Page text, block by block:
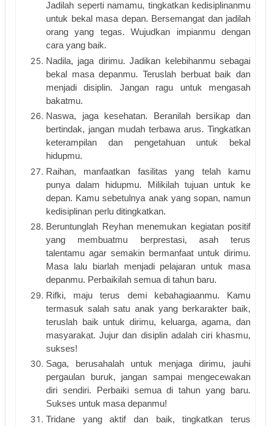
Jadilah seperti namamu, tingkatkan kedisiplinanmu
untuk bekal masa depan. Bersemangat dan jadilah
orang yang tegas. Wujudkan impianmu dengan
cara yang baik.
Nadila, jaga dirimu. Jadikan kelebihanmu sebagai
bekal masa depanmu. Teruslah berbuat baik dan
menjadi disiplin. Jangan ragu untuk mengasah
bakatmu.
Naswa, jaga kesehatan. Beranilah bersikap dan
bertindak, jangan mudah terbawa arus. Tingkatkan
keterampilan dan pengetahuan untuk bekal
hidupmu.
Raihan, manfaatkan fasilitas yang telah kamu
punya dalam hidupmu. Milikilah tujuan untuk ke
depan. Kamu sebetulnya anak yang sopan, namun
kedisiplinan perlu ditingkatkan.
Beruntunglah Reyhan menemukan kegiatan positif
yang membuatmu berprestasi, asah terus
talentamu agar semakin bermanfaat untuk dirimu.
Masa lalu biarlah menjadi pelajaran untuk masa
depanmu. Perbaikilah semua di tahun baru.
Rifki, maju terus demi kebahagiaanmu. Kamu
termasuk salah satu anak yang berkarakter baik,
teruslah baik untuk dirimu, keluarga, agama, dan
masyarakat. Jujur dan disiplin adalah ciri khasmu,
sukses!
Saga, berusahalah untuk menjaga dirimu, jauhi
pergaulan buruk, jangan sampai mengecewakan
diri sendiri. Perbaiki semua di tahun yang baru.
Sukses untuk masa depanmu!
Tridane yang aktif dan baik, tingkatkan terus